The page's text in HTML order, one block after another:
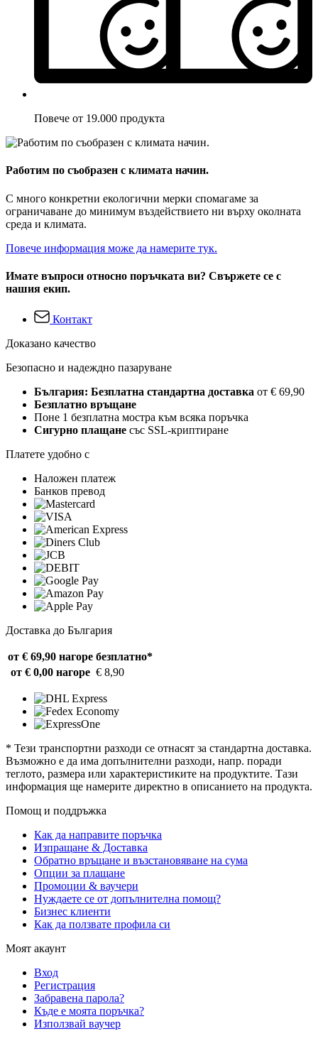
Повече от 19.000 продукта
Работим по съобразен с климата начин.
С много конкретни екологични мерки спомагаме за
ограничаване до минимум въздействието ни върху околната
среда и климата.
Повече информация може да намерите тук.
Имате въпроси относно поръчката ви? Свържете се с
нашия екип.
Контакт
Доказано качество
Безопасно и надеждно пазаруване
България: Безплатна стандартна доставка от € 69,90
Безплатно връщане
Поне 1 безплатна мостра към всяка поръчка
Сигурно плащане със SSL-криптиране
Платете удобно с
Наложен платеж
Банков превод
Доставка до България
от € 69,90 нагоре безплатно*
от € 0,00 нагоре € 8,90
* Тези транспортни разходи се отнасят за стандартна доставка.
Възможно е да има допълнителни разходи, напр. поради
теглото, размера или характеристиките на продуктите. Тази
информация ще намерите директно в описанието на продукта.
Помощ и поддръжка
Как да направите поръчка
Изпращане & Доставка
Обратно връщане и възстановяване на сума
Опции за плащане
Промоции & ваучери
Нуждаете се от допълнителна помощ?
Бизнес клиенти
Как да ползвате профила си
Моят акаунт
Вход
Регистрация
Забравена парола?
Къде е моята поръчка?
Използвай ваучер